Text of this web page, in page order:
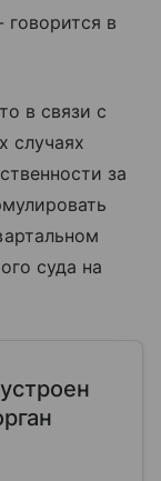
говорится в
в связи с
случаях
за
суда на